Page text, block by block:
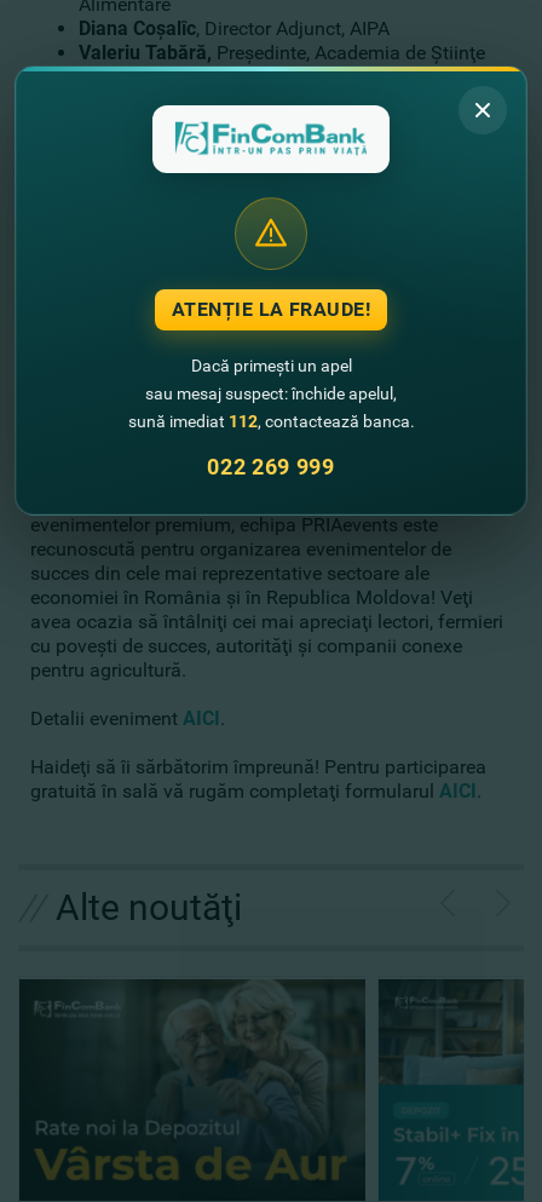
Diana Coşalîc, Director Adjunct, AIPA
Valeriu Tabără, Preşedinte, Academia de Ştiinţe
Agricole şi Silvice România
Boris Boincean,Director, Institutul de Cercetări
pentru Culturile de Câmp „Selecţia” din Bălţi
Tatiana Copancean, Directorul sucursalei 7 din
or.Chişinau şi din raionul Călăraşi, FinComBank
, Manager Regional Nord, SMART
Reprezentant Feudal.md
, Director Executiv, Federaţia
Naţională a Fermierilor
Nicolae Tiltu, Şef Departament Proiecte si
Programe, FNF
Fermieri din mai multe sectoare ale agriculturii
Diana Bumacov,Department Chief of the Project
Implementation, Livada Moldovei
evenimentelor premium, echipa PRIAevents este
recunoscută pentru organizarea evenimentelor de
succes din cele mai reprezentative sectoare ale
economiei în România şi în Republica Moldova! Veţi
avea ocazia să întâlniţi cei mai apreciaţi lectori, fermieri
cu poveşti de succes, autorităţi şi companii conexe
pentru agricultură.
Detalii eveniment AICI.
Haideţi să îi sărbătorim împreună! Pentru participarea
gratuită în sală vă rugăm completaţi formularul AICI.
Alte noutăţi
ATENȚIE LA FRAUDE!
Dacă primești un apel
sau mesaj suspect: închide apelul,
sună imediat 112, contactează banca.
022 269 999